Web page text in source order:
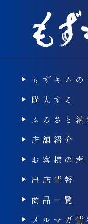
もずキムの
購入する
ふるさと納
店舗紹介
お客様の声
出店情報
商品⼀覧
メルマガ情